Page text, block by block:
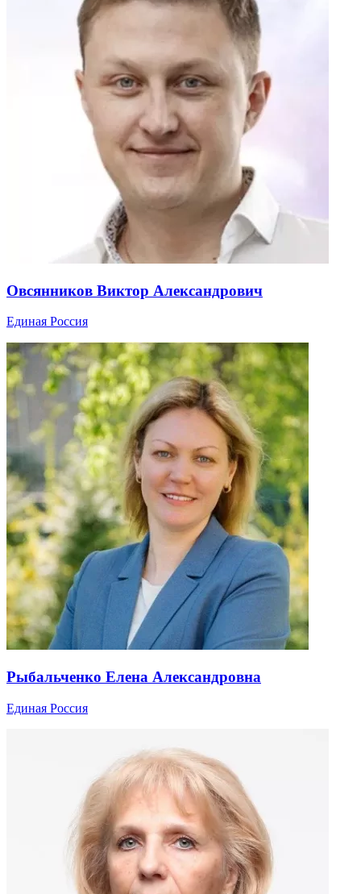
Овсянников Виктор Александрович
Единая Россия
Рыбальченко Елена Александровна
Единая Россия